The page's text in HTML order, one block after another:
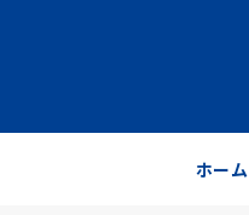
ホーム